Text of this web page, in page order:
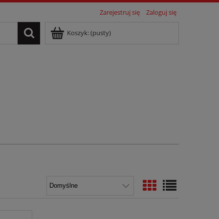
Zarejestruj się Zaloguj się
Koszyk:(pusty)